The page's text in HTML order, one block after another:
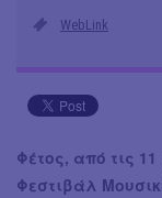
WebLink
Φέτος, από τις 11
Φεστιβάλ